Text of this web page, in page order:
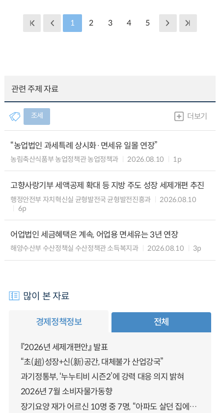
1 2 3 4 5
관련 주제 자료
조세 더보기
“농업법인 과세특례 상시화·면세유 일몰 연장”
농림축산식품부 농업정책관 농업정책과 2026.08.10 1p
고향사랑기부 세액공제 확대 등 지방 주도 성장 세제개편 추진
행정안전부 자치혁신실 균형발전국 균형발전진흥과
2026.08.10
6p
어업법인 세금혜택은 계속, 어업용 면세유는 3년 연장
해양수산부 수산정책실 수산정책관 소득복지과 2026.08.10 3p
많이 본 자료
경제정책정보 전체
『2026년 세제개편안』 발표
“초(超)성장+신(新)공간, 대체불가 산업강국”
과기정통부, ‘누누티비 시즌2’에 강력 대응 의지 밝혀
2026년 7월 소비자물가동향
장기요양 재가 어르신 10명 중 7명, “아파도 살던 집에서 살겠다” 「2025년 장기요양실태조사」 결과 발표